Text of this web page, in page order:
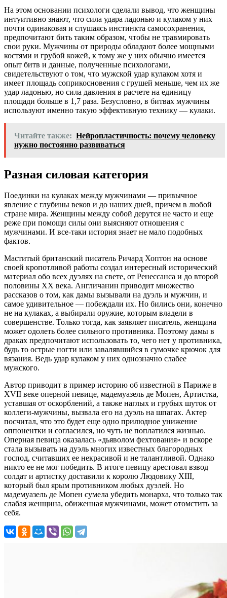
На этом основании психологи сделали вывод, что женщины
интуитивно знают, что сила удара ладонью и кулаком у них
почти одинаковая и слушаясь инстинкта самосохранения,
предпочитают бить таким образом, чтобы не травмировать
свои руки. Мужчины от природы обладают более мощными
костями и грубой кожей, к тому же у них обычно имеется
опыт битв и данные, полученные психологами,
свидетельствуют о том, что мужской удар кулаком хотя и
имеет площадь соприкосновения с грушей меньше, чем их же
удар ладонью, но сила давления в расчете на единицу
площади больше в 1,7 раза. Безусловно, в битвах мужчины
используют именно такую эффективную технику — кулаки.
Читайте также: Нейропластичность: почему человеку
нужно постоянно развиваться
Разная силовая категория
Поединки на кулаках между мужчинами — привычное
явление с глубины веков и до наших дней, причем в любой
стране мира. Женщины между собой дерутся не часто и еще
реже при помощи силы они выясняют отношения с
мужчинами. И все-таки история знает не мало подобных
фактов.
Маститый британский писатель Ричард Хоптон на основе
своей кропотливой работы создал интересный исторический
материал обо всех дуэлях на свете, от Ренессанса и до второй
половины XX века. Англичанин приводит множество
рассказов о том, как дамы вызывали на дуэль и мужчин, и
самое удивительное — побеждали их. Но бились они, конечно
не на кулаках, а выбирали оружие, которым владели в
совершенстве. Только тогда, как заявляет писатель, женщина
может одолеть более сильного противника. Поэтому дамы в
драках предпочитают использовать то, чего нет у противника,
будь то острые ногти или завалявшийся в сумочке крючок для
вязания. Ведь удар кулаком у них однозначно слабее
мужского.
Автор приводит в пример историю об известной в Париже в
XVII веке оперной певице, мадемуазель де Мопен, Артистка,
уставшая от оскорблений, а также наглых и грубых шуток от
коллеги-мужчины, вызвала его на дуэль на шпагах. Актер
посчитал, что это будет еще одно прилюдное унижение
оппонентки и согласился, но чуть не поплатился жизнью.
Оперная певица оказалась «дьяволом фехтования» и вскоре
стала вызывать на дуэль многих известных благородных
господ, считавших ее некрасивой и не талантливой. Однако
никто ее не мог победить. В итоге певицу арестовал взвод
солдат и артистку доставили к королю Людовику XIII,
который был ярым противником любых дуэлей. Но
мадемуазель де Мопен сумела убедить монарха, что только так
слабая женщина, обиженная мужчинами, может отомстить за
себя.